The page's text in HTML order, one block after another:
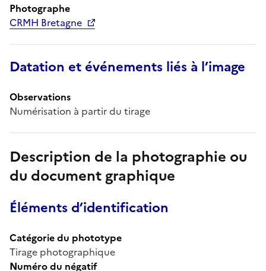
Photographe
CRMH Bretagne
Datation et événements liés à l’image
Observations
Numérisation à partir du tirage
Description de la photographie ou
du document graphique
Éléments d’identification
Catégorie du phototype
Tirage photographique
Numéro du négatif